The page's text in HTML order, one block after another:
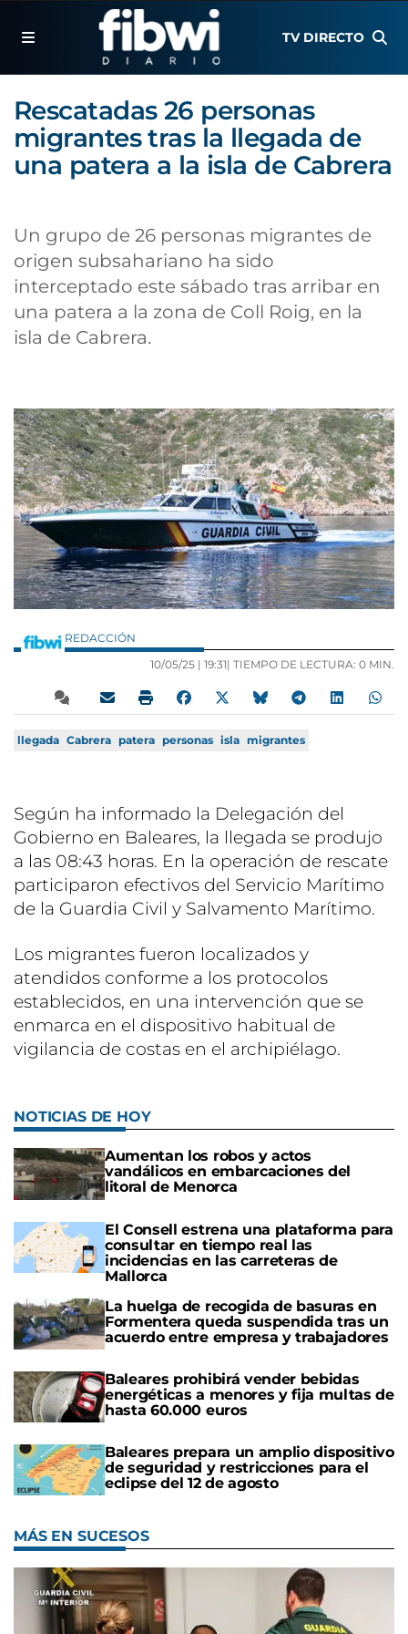
TV DIRECTO
Rescatadas 26 personas
migrantes tras la llegada de
una patera a la isla de Cabrera
Un grupo de 26 personas migrantes de
origen subsahariano ha sido
interceptado este sábado tras arribar en
una patera a la zona de Coll Roig, en la
isla de Cabrera.
REDACCIÓN
10/05/25 | 19:31| TIEMPO DE LECTURA: 0 MIN.
llegada Cabrera patera personas isla migrantes
Según ha informado la Delegación del
Gobierno en Baleares, la llegada se produjo
a las 08:43 horas. En la operación de rescate
participaron efectivos del Servicio Marítimo
de la Guardia Civil y Salvamento Marítimo.
Los migrantes fueron localizados y
atendidos conforme a los protocolos
establecidos, en una intervención que se
enmarca en el dispositivo habitual de
vigilancia de costas en el archipiélago.
NOTICIAS DE HOY
Aumentan los robos y actos
vandálicos en embarcaciones del
litoral de Menorca
El Consell estrena una plataforma para
consultar en tiempo real las
incidencias en las carreteras de
Mallorca
La huelga de recogida de basuras en
Formentera queda suspendida tras un
acuerdo entre empresa y trabajadores
Baleares prohibirá vender bebidas
energéticas a menores y fija multas de
hasta 60.000 euros
Baleares prepara un amplio dispositivo
de seguridad y restricciones para el
eclipse del 12 de agosto
MÁS EN SUCESOS